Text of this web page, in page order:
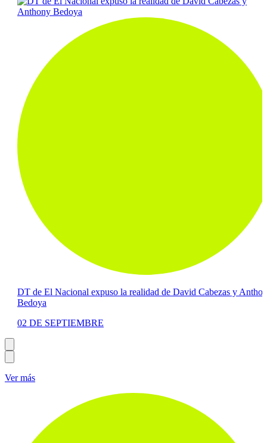
DT de El Nacional expuso la realidad de David Cabezas y Anthony
Bedoya
02 DE SEPTIEMBRE
Ver más